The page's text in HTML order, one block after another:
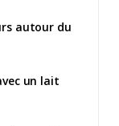
autour du
un lait